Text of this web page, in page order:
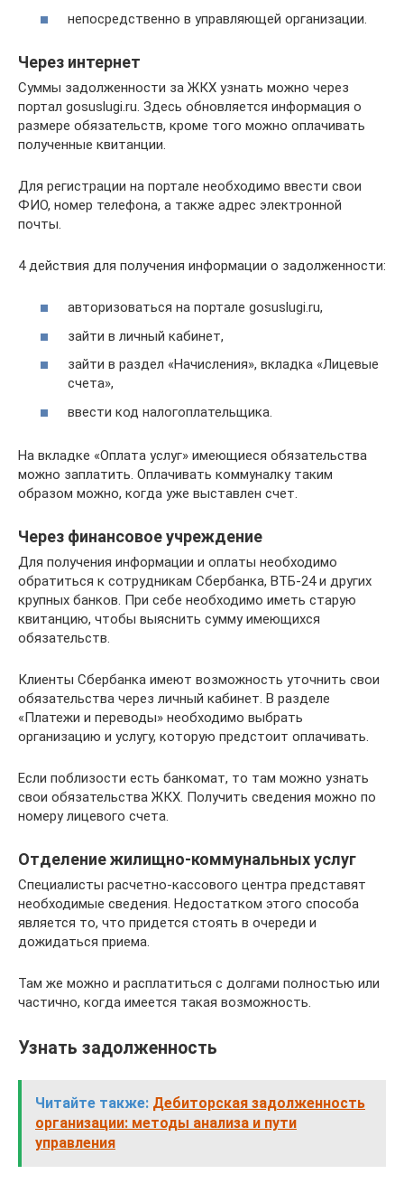
непосредственно в управляющей организации.
Через интернет
Суммы задолженности за ЖКХ узнать можно через
портал gosuslugi.ru. Здесь обновляется информация о
размере обязательств, кроме того можно оплачивать
полученные квитанции.
Для регистрации на портале необходимо ввести свои
ФИО, номер телефона, а также адрес электронной
почты.
4 действия для получения информации о задолженности:
авторизоваться на портале gosuslugi.ru,
зайти в личный кабинет,
зайти в раздел «Начисления», вкладка «Лицевые
счета»,
ввести код налогоплательщика.
На вкладке «Оплата услуг» имеющиеся обязательства
можно заплатить. Оплачивать коммуналку таким
образом можно, когда уже выставлен счет.
Через финансовое учреждение
Для получения информации и оплаты необходимо
обратиться к сотрудникам Сбербанка, ВТБ-24 и других
крупных банков. При себе необходимо иметь старую
квитанцию, чтобы выяснить сумму имеющихся
обязательств.
Клиенты Сбербанка имеют возможность уточнить свои
обязательства через личный кабинет. В разделе
«Платежи и переводы» необходимо выбрать
организацию и услугу, которую предстоит оплачивать.
Если поблизости есть банкомат, то там можно узнать
свои обязательства ЖКХ. Получить сведения можно по
номеру лицевого счета.
Отделение жилищно-коммунальных услуг
Специалисты расчетно-кассового центра представят
необходимые сведения. Недостатком этого способа
является то, что придется стоять в очереди и
дожидаться приема.
Там же можно и расплатиться с долгами полностью или
частично, когда имеется такая возможность.
Узнать задолженность
Читайте также: Дебиторская задолженность
организации: методы анализа и пути
управления